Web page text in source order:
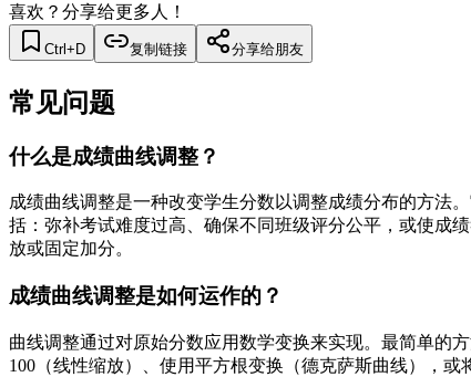
喜欢？分享给更多人！
Ctrl+D 复制链接 分享给朋友
常见问题
什么是成绩曲线调整？
成绩曲线调整是一种改变学生分数以调整成绩分布的方法
括：弥补考试难度过高、确保不同班级评分公平，或使成
放或固定加分。
成绩曲线调整是如何运作的？
曲线调整通过对原始分数应用数学变换来实现。最简单的
100（线性缩放）、使用平方根变换（德克萨斯曲线），